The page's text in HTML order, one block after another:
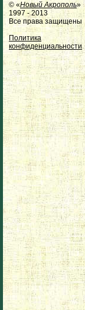
© «Новый Акрополь»
1997 - 2013
Все права защищены
Политика
конфиденциальности